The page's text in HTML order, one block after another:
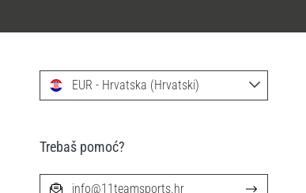
EUR - Hrvatska (Hrvatski)
Trebaš pomoć?
info@11teamsports.hr